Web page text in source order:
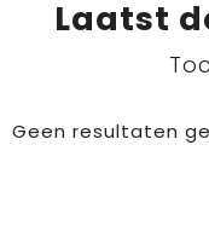
Laatst
Geen resultaten